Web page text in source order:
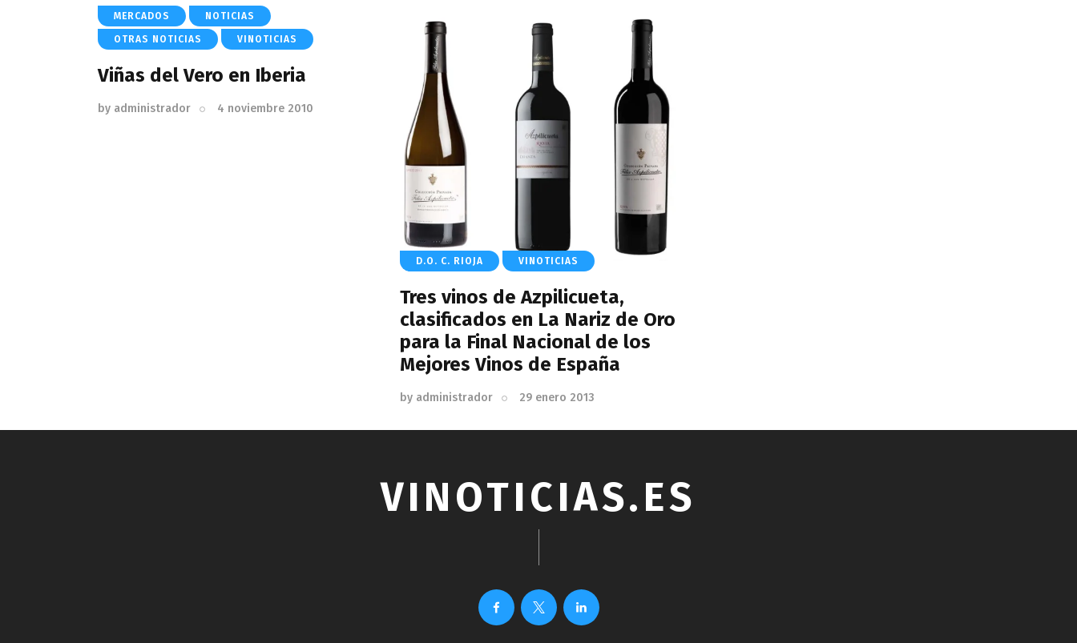
MERCADOS NOTICIAS
OTRAS NOTICIAS VINOTICIAS
Viñas del Vero en Iberia
by administrador 4 noviembre 2010
D.O. C. RIOJA VINOTICIAS
Tres vinos de Azpilicueta,
clasificados en La Nariz de Oro
para la Final Nacional de los
Mejores Vinos de España
by administrador 29 enero 2013
VINOTICIAS.ES